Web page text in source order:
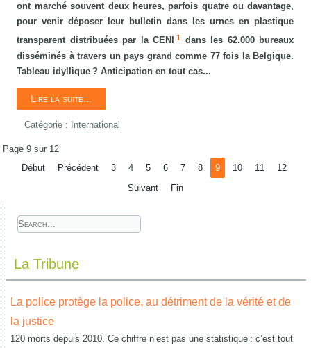
ont marché souvent deux heures, parfois quatre ou davantage,
pour venir déposer leur bulletin dans les urnes en plastique
transparent distribuées par la CENI1 dans les 62.000 bureaux
disséminés à travers un pays grand comme 77 fois la Belgique.
Tableau idyllique ? Anticipation en tout cas...
Lire la suite...
Catégorie : International
Page 9 sur 12
Début
Précédent 3 4 5 6 7 8 9 10 11
12
Suivant
Fin
La Tribune
La police protège la police, au détriment de la vérité et de
la justice
120 morts depuis 2010. Ce chiffre n’est pas une statistique : c’est tout